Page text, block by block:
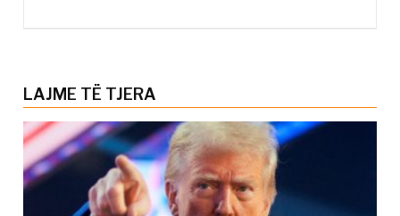
LAJME TË TJERA